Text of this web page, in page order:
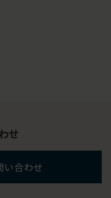
せ
い合わせ